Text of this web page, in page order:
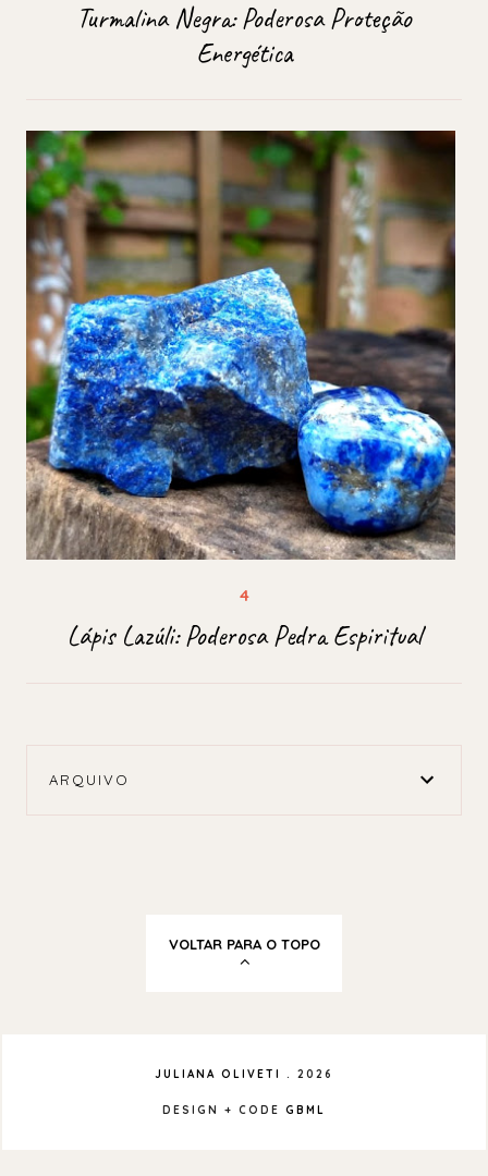
Turmalina Negra: Poderosa Proteção
Energética
Lápis Lazúli: Poderosa Pedra Espiritual
ARQUIVO
VOLTAR PARA O TOPO
JULIANA OLIVETI . 2026
DESIGN + CODE GBML